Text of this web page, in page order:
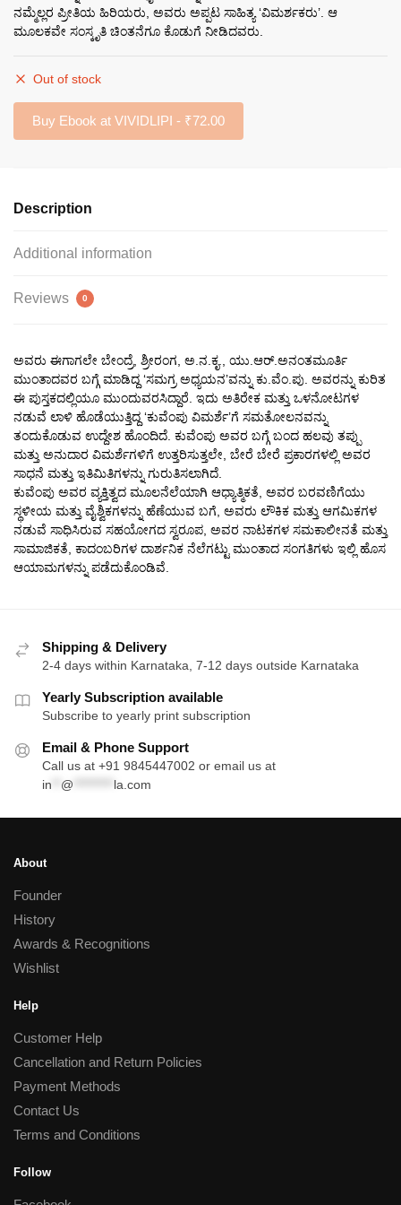
ನಮ್ಮೆಲ್ಲರ ಪ್ರೀತಿಯ ಹಿರಿಯರು, ಅವರು ಅಪ್ಪಟ ಸಾಹಿತ್ಯ ‘ವಿಮರ್ಶಕರು’. ಆ
ಮೂಲಕವೇ ಸಂಸ್ಕೃತಿ ಚಿಂತನೆಗೂ ಕೊಡುಗೆ ನೀಡಿದವರು.
Out of stock
Buy Ebook at VIVIDLIPI - ₹72.00
Description
Additional information
Reviews 0
ಅವರು ಈಗಾಗಲೇ ಬೇಂದ್ರೆ, ಶ್ರೀರಂಗ, ಅ.ನ.ಕೃ., ಯು.ಆರ್.ಅನಂತಮೂರ್ತಿ
ಮುಂತಾದವರ ಬಗ್ಗೆ ಮಾಡಿದ್ದ ‘ಸಮಗ್ರ ಅಧ್ಯಯನ’ವನ್ನು ಕು.ವೆಂ.ಪು. ಅವರನ್ನು ಕುರಿತ
ಈ ಪುಸ್ತಕದಲ್ಲಿಯೂ ಮುಂದುವರಸಿದ್ದಾರೆ. ಇದು ಅತಿರೇಕ ಮತ್ತು ಒಳನೋಟಗಳ
ನಡುವೆ ಲಾಳಿ ಹೊಡೆಯುತ್ತಿದ್ದ ‘ಕುವೆಂಪು ವಿಮರ್ಶೆ’ಗೆ ಸಮತೋಲನವನ್ನು
ತಂದುಕೊಡುವ ಉದ್ದೇಶ ಹೊಂದಿದೆ. ಕುವೆಂಪು ಅವರ ಬಗ್ಗೆ ಬಂದ ಹಲವು ತಪ್ಪು
ಮತ್ತು ಅನುದಾರ ವಿಮರ್ಶೆಗಳಿಗೆ ಉತ್ತರಿಸುತ್ತಲೇ, ಬೇರೆ ಬೇರೆ ಪ್ರಕಾರಗಳಲ್ಲಿ ಅವರ
ಸಾಧನೆ ಮತ್ತು ಇತಿಮಿತಿಗಳನ್ನು ಗುರುತಿಸಲಾಗಿದೆ.
ಕುವೆಂಪು ಅವರ ವ್ಯಕ್ತಿತ್ವದ ಮೂಲನೆಲೆಯಾಗಿ ಆಧ್ಯಾತ್ಮಿಕತೆ, ಅವರ ಬರವಣಿಗೆಯು
ಸ್ಥಳೀಯ ಮತ್ತು ವೈಶ್ವಿಕಗಳನ್ನು ಹೆಣೆಯುವ ಬಗೆ, ಅವರು ಲೌಕಿಕ ಮತ್ತು ಆಗಮಿಕಗಳ
ನಡುವೆ ಸಾಧಿಸಿರುವ ಸಹಯೋಗದ ಸ್ವರೂಪ, ಅವರ ನಾಟಕಗಳ ಸಮಕಾಲೀನತೆ ಮತ್ತು
ಸಾಮಾಜಿಕತೆ, ಕಾದಂಬರಿಗಳ ದಾರ್ಶನಿಕ ನೆಲೆಗಟ್ಟು ಮುಂತಾದ ಸಂಗತಿಗಳು ಇಲ್ಲಿ ಹೊಸ
ಆಯಾಮಗಳನ್ನು ಪಡೆದುಕೊಂಡಿವೆ.
Shipping & Delivery
2-4 days within Karnataka, 7-12 days outside Karnataka
Yearly Subscription available
Subscribe to yearly print subscription
Email & Phone Support
Call us at +91 9845447002 or email us at
in
@ la.com
About
Founder
History
Awards & Recognitions
Wishlist
Help
Customer Help
Cancellation and Return Policies
Payment Methods
Contact Us
Terms and Conditions
Follow